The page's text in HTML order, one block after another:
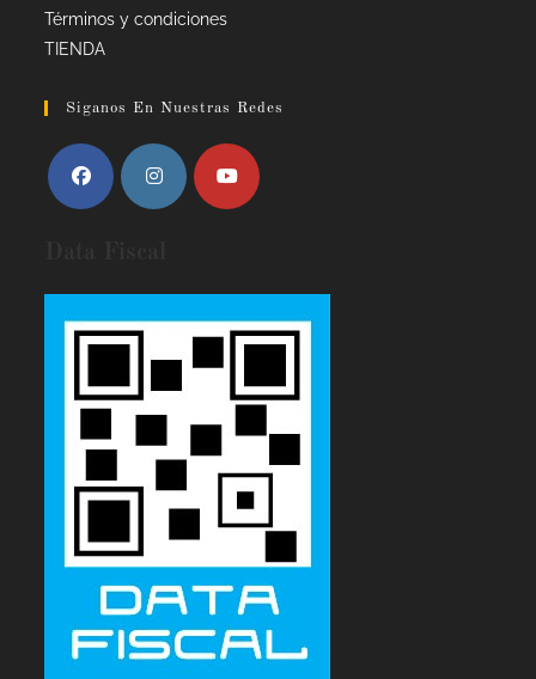
Términos y condiciones
TIENDA
Siganos En Nuestras Redes